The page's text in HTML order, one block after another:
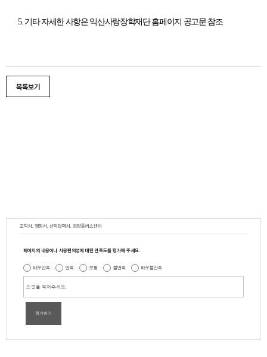
5. 기타 자세한 사항은 익산사랑장학재단 홈페이지 공고문 참조
목록보기
교학처, 행정처, 산학협력처, 희망플러스센터
페이지의 내용이나 사용편의성에 대한 만족도를 평가해 주세요.
매우만족 만족 보통 불만족 매우불만족
평가하기